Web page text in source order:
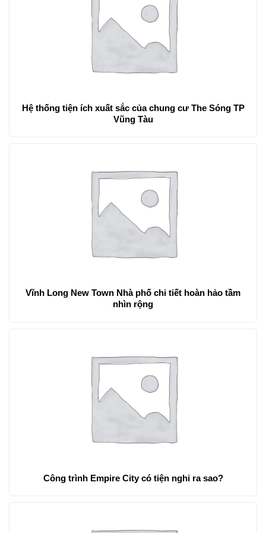
Hệ thống tiện ích xuất sắc của chung cư The Sóng TP
Vũng Tàu
Vĩnh Long New Town Nhà phố chi tiết hoàn hảo tầm
nhìn rộng
Công trình Empire City có tiện nghi ra sao?